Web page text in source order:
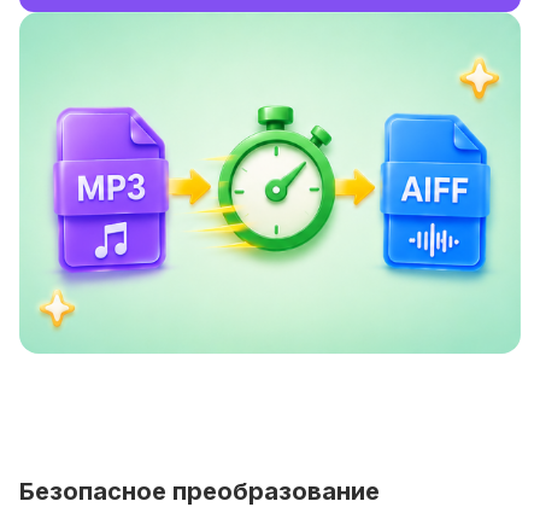
Безопасное преобразование